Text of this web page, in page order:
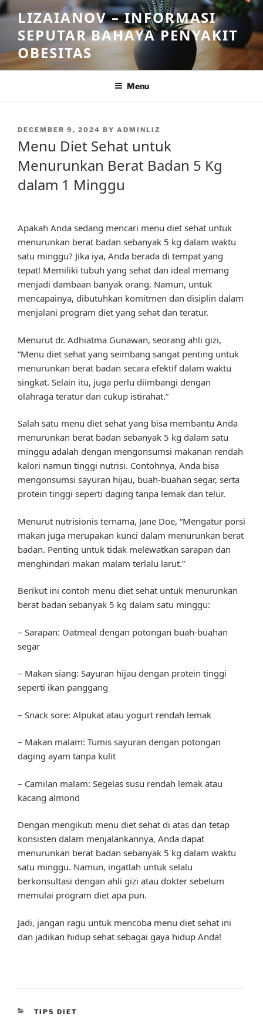
Skip
to
content
LIZAIANOV – INFORMASI
SEPUTAR BAHAYA PENYAKIT
OBESITAS
Menu
POSTED
DECEMBER 9, 2024 BY ADMINLIZ
Menu Diet Sehat untuk
Menurunkan Berat Badan 5 Kg
dalam 1 Minggu
Apakah Anda sedang mencari menu diet sehat untuk
menurunkan berat badan sebanyak 5 kg dalam waktu
satu minggu? Jika iya, Anda berada di tempat yang
tepat! Memiliki tubuh yang sehat dan ideal memang
menjadi dambaan banyak orang. Namun, untuk
mencapainya, dibutuhkan komitmen dan disiplin dalam
menjalani program diet yang sehat dan teratur.
Menurut dr. Adhiatma Gunawan, seorang ahli gizi,
“Menu diet sehat yang seimbang sangat penting untuk
menurunkan berat badan secara efektif dalam waktu
singkat. Selain itu, juga perlu diimbangi dengan
olahraga teratur dan cukup istirahat.”
Salah satu menu diet sehat yang bisa membantu Anda
menurunkan berat badan sebanyak 5 kg dalam satu
minggu adalah dengan mengonsumsi makanan rendah
kalori namun tinggi nutrisi. Contohnya, Anda bisa
mengonsumsi sayuran hijau, buah-buahan segar, serta
protein tinggi seperti daging tanpa lemak dan telur.
Menurut nutrisionis ternama, Jane Doe, “Mengatur porsi
makan juga merupakan kunci dalam menurunkan berat
badan. Penting untuk tidak melewatkan sarapan dan
menghindari makan malam terlalu larut.”
Berikut ini contoh menu diet sehat untuk menurunkan
berat badan sebanyak 5 kg dalam satu minggu:
– Sarapan: Oatmeal dengan potongan buah-buahan
segar
– Makan siang: Sayuran hijau dengan protein tinggi
seperti ikan panggang
– Snack sore: Alpukat atau yogurt rendah lemak
– Makan malam: Tumis sayuran dengan potongan
daging ayam tanpa kulit
– Camilan malam: Segelas susu rendah lemak atau
kacang almond
Dengan mengikuti menu diet sehat di atas dan tetap
konsisten dalam menjalankannya, Anda dapat
menurunkan berat badan sebanyak 5 kg dalam waktu
satu minggu. Namun, ingatlah untuk selalu
berkonsultasi dengan ahli gizi atau dokter sebelum
memulai program diet apa pun.
Jadi, jangan ragu untuk mencoba menu diet sehat ini
dan jadikan hidup sehat sebagai gaya hidup Anda!
CATEGORIES
TIPS DIET